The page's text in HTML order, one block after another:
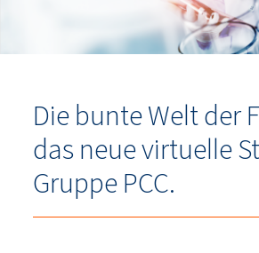
Die bunte Welt der
das neue virtuelle
Gruppe PCC.